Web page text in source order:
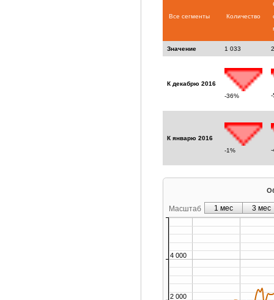
Все сегменты Количество
Значение 1 033
К декабрю 2016
-36%
-
К январю 2016
-1%
-
Масштаб
2 000
4 000
1 мес 3 мес